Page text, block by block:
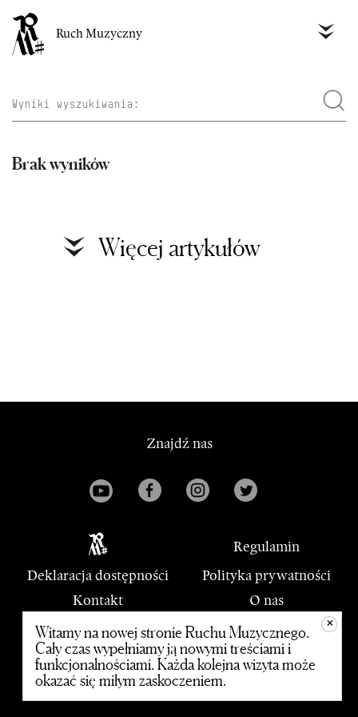
Ruch Muzyczny
Brak wyników
Więcej artykułów
Znajdź nas
Regulamin
Deklaracja dostępności
Polityka prywatności
Kontakt
O nas
PWM
© 2020 Polskie Wydawnictwo Muzyczne
+
Witamy na nowej stronie Ruchu Muzycznego.
Cały czas wypełniamy ją nowymi treściami i
funkcjonalnościami. Każda kolejna wizyta może
okazać się miłym zaskoczeniem.